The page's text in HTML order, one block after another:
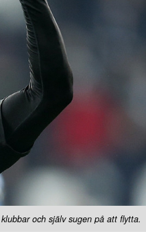
och själv sugen på att flytta.